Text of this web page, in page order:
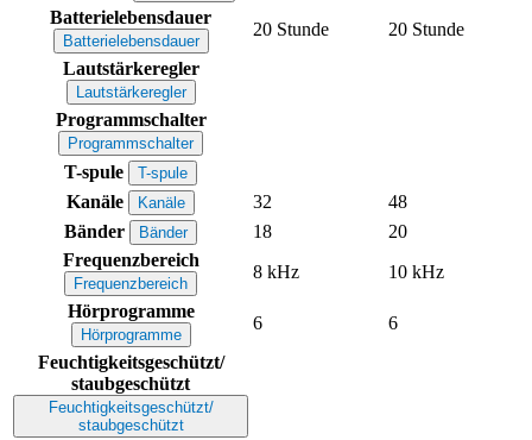
Batterielebensdauer
Batterielebensdauer
20 Stunde
20 Stunde
Lautstärkeregler
Lautstärkeregler
Programmschalter
Programmschalter
T-spule T-spule
Kanäle Kanäle 32
48
Bänder
Bänder 18
20
Frequenzbereich
Frequenzbereich
8 kHz
10 kHz
Hörprogramme
Hörprogramme
6
6
Feuchtigkeitsgeschützt/
staubgeschützt
Feuchtigkeitsgeschützt/
staubgeschützt